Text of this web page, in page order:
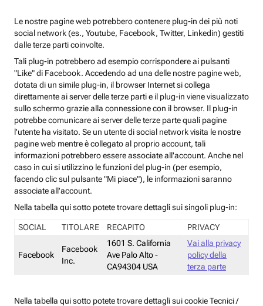
Le nostre pagine web potrebbero contenere plug-in dei più noti
social network (es., Youtube, Facebook, Twitter, Linkedin) gestiti
dalle terze parti coinvolte.
Tali plug-in potrebbero ad esempio corrispondere ai pulsanti
"Like" di Facebook. Accedendo ad una delle nostre pagine web,
dotata di un simile plug-in, il browser Internet si collega
direttamente ai server delle terze parti e il plug-in viene visualizzato
sullo schermo grazie alla connessione con il browser. Il plug-in
potrebbe comunicare ai server delle terze parte quali pagine
l'utente ha visitato. Se un utente di social network visita le nostre
pagine web mentre è collegato al proprio account, tali
informazioni potrebbero essere associate all'account. Anche nel
caso in cui si utilizzino le funzioni del plug-in (per esempio,
facendo clic sul pulsante "Mi piace"), le informazioni saranno
associate all'account.
Nella tabella qui sotto potete trovare dettagli sui singoli plug-in:
SOCIAL TITOLARE RECAPITO PRIVACY
Facebook
Facebook
Inc.
1601 S. California
Ave Palo Alto -
CA94304 USA
Vai alla privacy
policy della
terza parte
Nella tabella qui sotto potete trovare dettagli sui cookie Tecnici /